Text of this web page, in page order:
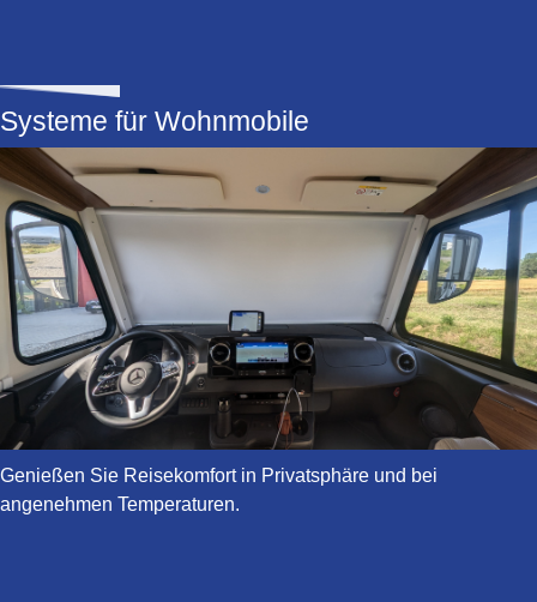
Systeme für Wohnmobile
Genießen Sie Reisekomfort in Privatsphäre und bei
angenehmen Temperaturen.